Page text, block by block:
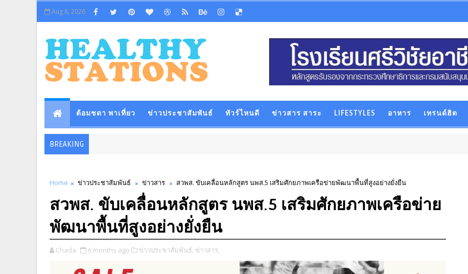
Aug 8, 2026
ต้อมชดา พาเที่ยว ข่าวประชาสัมพันธ์ ทัวร์ไหนดี ข่าวสาร สาระ LIFESTYLES อาหาร เทรนด์ฮิต
BREAKING
Home ข่าวประชาสัมพันธ์ ข่าวสาร สวพส. ขับเคลื่อนหลักสูตร นพส.5 เสริมศักยภาพเครือข่ายพัฒนาพื้นที่สูงอย่างยั่งยืน
สวพส. ขับเคลื่อนหลักสูตร นพส.5 เสริมศักยภาพเครือข่าย
พัฒนาพื้นที่สูงอย่างยั่งยืน
Chada 6 months ago ข่าวประชาสัมพันธ์, ข่าวสาร,